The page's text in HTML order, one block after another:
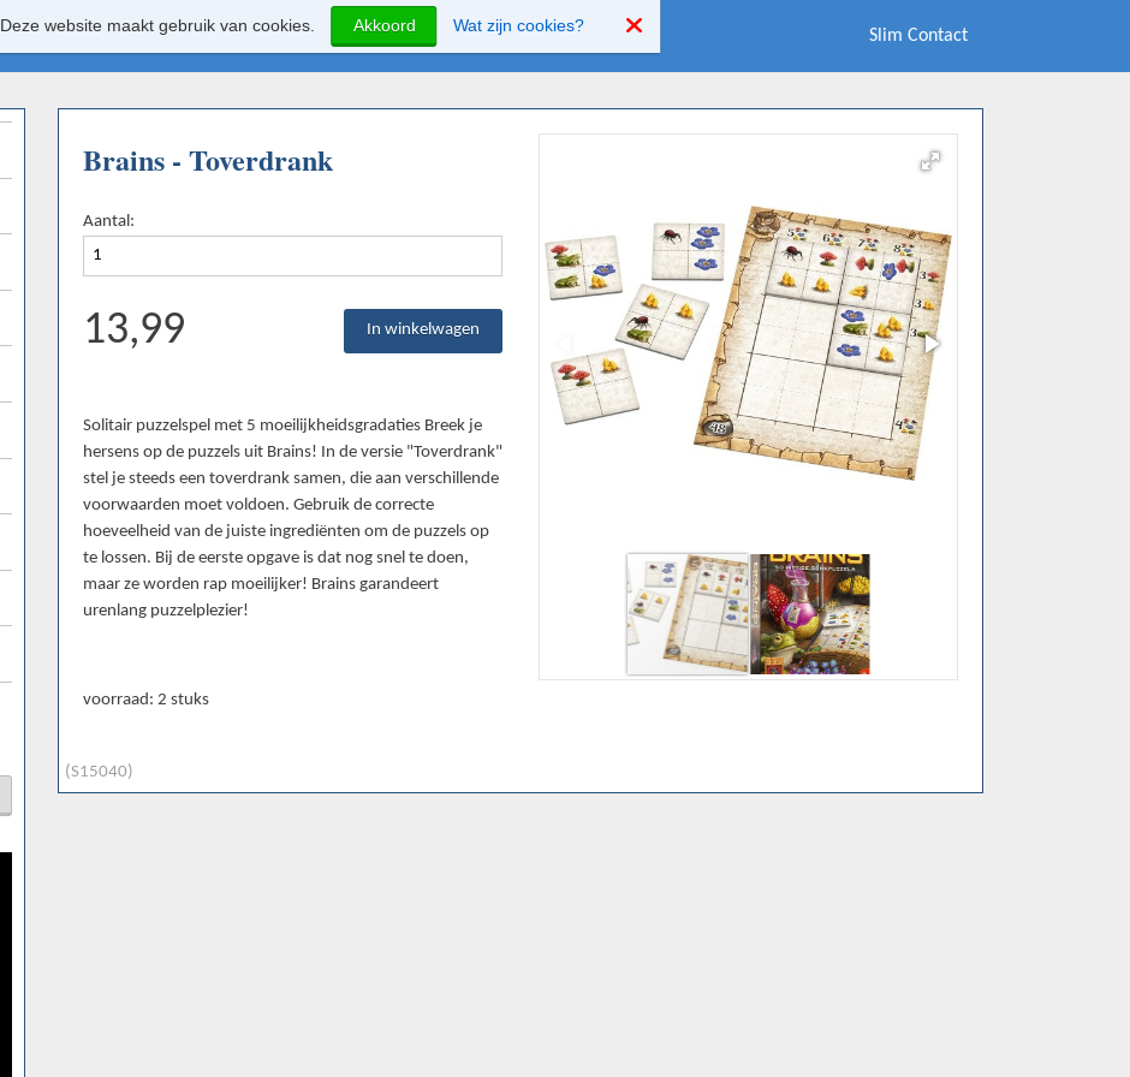
Slim Contact
(S15040)
Brains - Toverdrank
Aantal:
13,99
Solitair puzzelspel met 5 moeilijkheidsgradaties Breek je
hersens op de puzzels uit Brains! In de versie "Toverdrank"
stel je steeds een toverdrank samen, die aan verschillende
voorwaarden moet voldoen. Gebruik de correcte
hoeveelheid van de juiste ingrediënten om de puzzels op
te lossen. Bij de eerste opgave is dat nog snel te doen,
maar ze worden rap moeilijker! Brains garandeert
urenlang puzzelplezier!
voorraad: 2 stuks
Deze website maakt gebruik van cookies. Akkoord Wat zijn cookies?